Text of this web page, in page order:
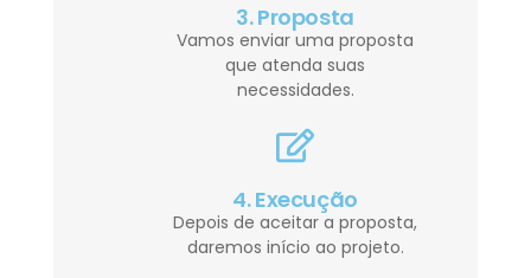
3. Proposta
Vamos enviar uma proposta
que atenda suas
necessidades.
4. Execução
Depois de aceitar a proposta,
daremos início ao projeto.